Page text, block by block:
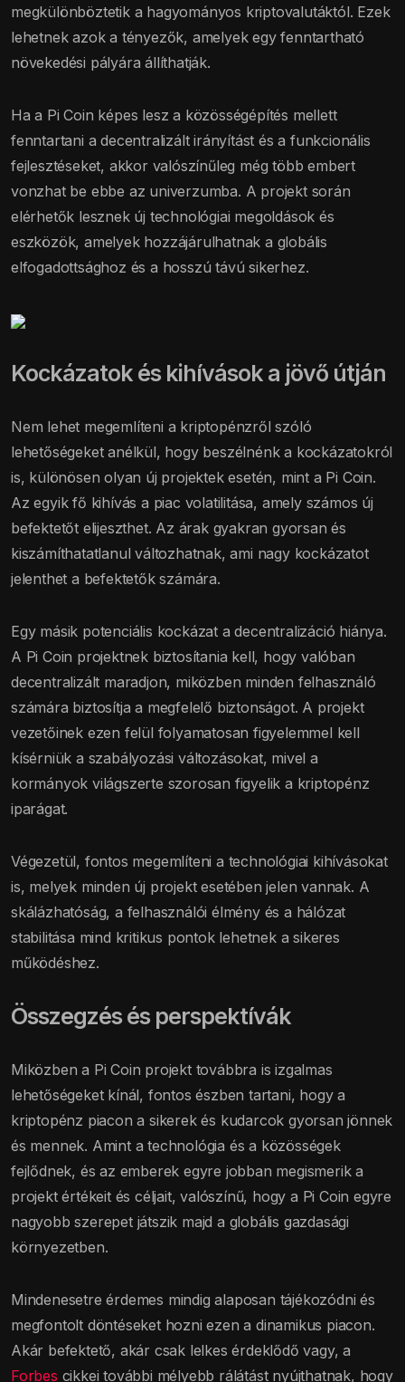
megkülönböztetik a hagyományos kriptovalutáktól. Ezek
lehetnek azok a tényezők, amelyek egy fenntartható
növekedési pályára állíthatják.
Ha a Pi Coin képes lesz a közösségépítés mellett
fenntartani a decentralizált irányítást és a funkcionális
fejlesztéseket, akkor valószínűleg még több embert
vonzhat be ebbe az univerzumba. A projekt során
elérhetők lesznek új technológiai megoldások és
eszközök, amelyek hozzájárulhatnak a globális
elfogadottsághoz és a hosszú távú sikerhez.
Kockázatok és kihívások a jövő útján
Nem lehet megemlíteni a kriptopénzről szóló
lehetőségeket anélkül, hogy beszélnénk a kockázatokról
is, különösen olyan új projektek esetén, mint a Pi Coin.
Az egyik fő kihívás a piac volatilitása, amely számos új
befektetőt elijeszthet. Az árak gyakran gyorsan és
kiszámíthatatlanul változhatnak, ami nagy kockázatot
jelenthet a befektetők számára.
Egy másik potenciális kockázat a decentralizáció hiánya.
A Pi Coin projektnek biztosítania kell, hogy valóban
decentralizált maradjon, miközben minden felhasználó
számára biztosítja a megfelelő biztonságot. A projekt
vezetőinek ezen felül folyamatosan figyelemmel kell
kísérniük a szabályozási változásokat, mivel a
kormányok világszerte szorosan figyelik a kriptopénz
iparágat.
Végezetül, fontos megemlíteni a technológiai kihívásokat
is, melyek minden új projekt esetében jelen vannak. A
skálázhatóság, a felhasználói élmény és a hálózat
stabilitása mind kritikus pontok lehetnek a sikeres
működéshez.
Összegzés és perspektívák
Miközben a Pi Coin projekt továbbra is izgalmas
lehetőségeket kínál, fontos észben tartani, hogy a
kriptopénz piacon a sikerek és kudarcok gyorsan jönnek
és mennek. Amint a technológia és a közösségek
fejlődnek, és az emberek egyre jobban megismerik a
projekt értékeit és céljait, valószínű, hogy a Pi Coin egyre
nagyobb szerepet játszik majd a globális gazdasági
környezetben.
Mindenesetre érdemes mindig alaposan tájékozódni és
megfontolt döntéseket hozni ezen a dinamikus piacon.
Akár befektető, akár csak lelkes érdeklődő vagy, a
Forbes cikkei további mélyebb rálátást nyújthatnak, hogy